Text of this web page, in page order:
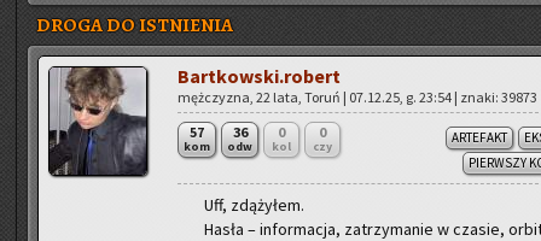
DROGA DO ISTNIENIA
Bartkowski.robert
męż­czy­zna, 22 lata, Toruń | 07.12.25, g. 23:54 | znaki: 39873
57
kom
36
odw
0
kol
0
czy
ARTEFAKT
PIERWSZY
Uff, zdą­ży­łem.
Hasła – in­for­ma­cja, za­trzy­ma­nie w cza­sie,